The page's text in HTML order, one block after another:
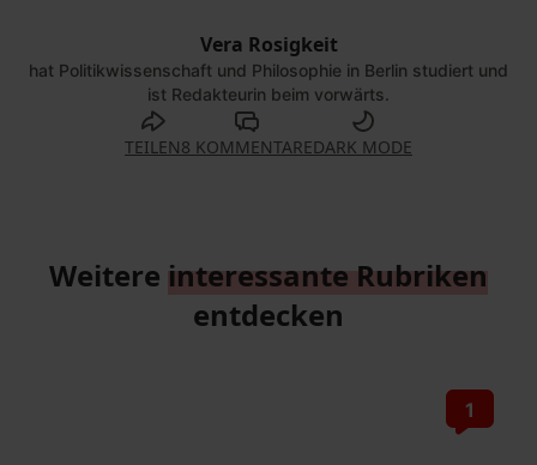
Vera Rosigkeit
hat Politikwissenschaft und Philosophie in Berlin studiert und
ist Redakteurin beim vorwärts.
TEILEN8 KOMMENTAREDARK MODE
Weitere interessante Rubriken
entdecken
1